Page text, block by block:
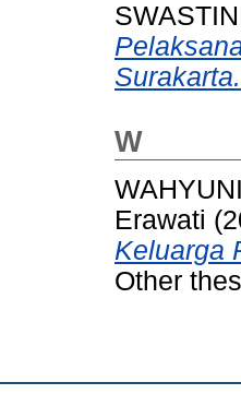
Surakarta.
W
Erawati
Keluarga
Other